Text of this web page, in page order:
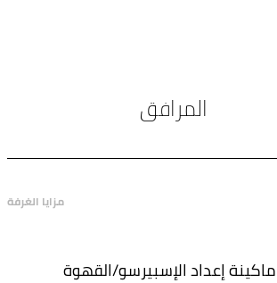
المرافق
مزايا الغرفة
ماكينة إعداد الإسبيرسو/القهوة